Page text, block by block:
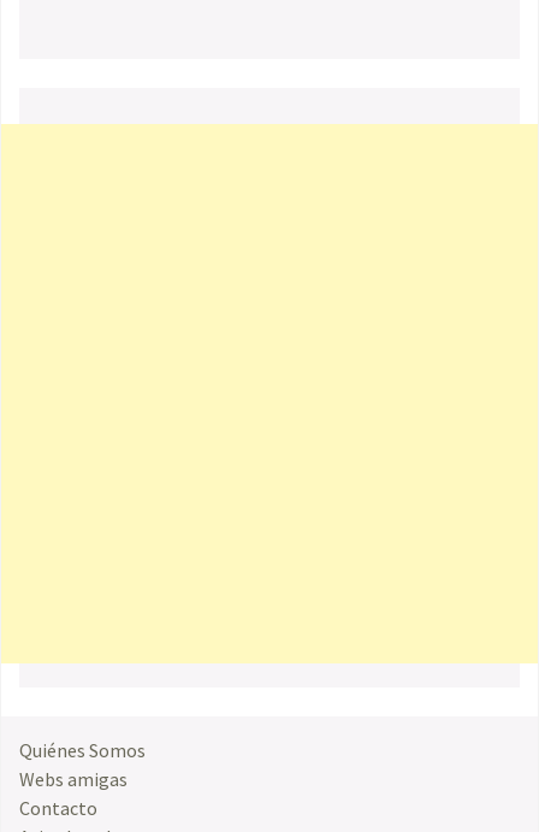
Quiénes Somos
Webs amigas
Contacto